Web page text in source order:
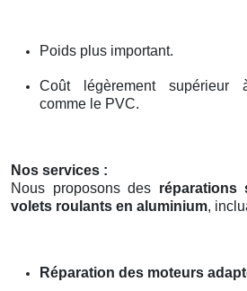
Poids plus important.
Coût légèrement supérieur
comme le PVC.
Nos services :
Nous proposons des réparations
volets roulants en aluminium,
Réparation des moteurs